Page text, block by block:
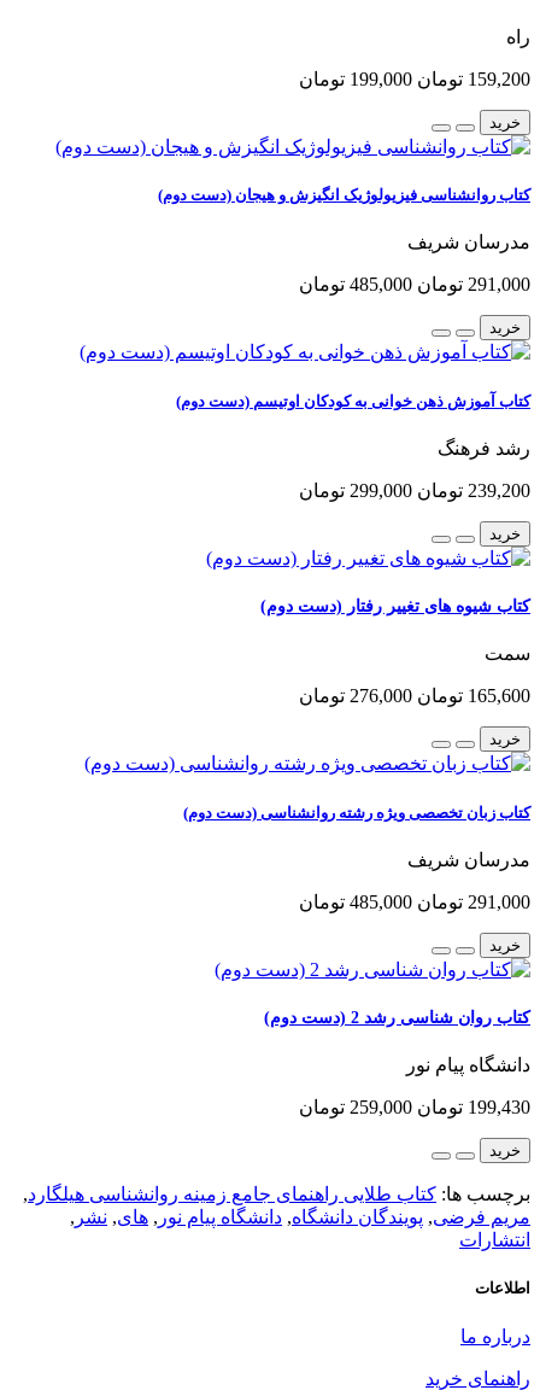
راه
159,200 تومان 199,000 تومان
خرید
کتاب روانشناسی فیزیولوژیک انگیزش و هیجان (دست دوم)
مدرسان شریف
291,000 تومان 485,000 تومان
خرید
کتاب آموزش ذهن خوانی به کودکان اوتیسم (دست دوم)
رشد فرهنگ
239,200 تومان 299,000 تومان
خرید
کتاب شیوه های تغییر رفتار (دست دوم)
سمت
165,600 تومان 276,000 تومان
خرید
کتاب زبان تخصصی ویژه رشته روانشناسی (دست دوم)
مدرسان شریف
291,000 تومان 485,000 تومان
خرید
کتاب روان شناسی رشد 2 (دست دوم)
دانشگاه پیام نور
199,430 تومان 259,000 تومان
خرید
برچسب ها: کتاب طلایی راهنمای جامع زمینه روانشناسی هیلگارد,
مریم فرضی, پویندگان دانشگاه, دانشگاه پیام نور , های, نشر ,
انتشارات
اطلاعات
درباره ما
راهنمای خرید